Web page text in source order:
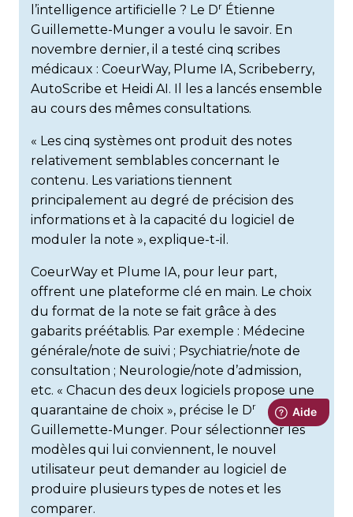
l’intelligence artificielle ? Le Dr Étienne
Guillemette-Munger a voulu le savoir. En
novembre dernier, il a testé cinq scribes
médicaux : CoeurWay, Plume IA, Scribeberry,
AutoScribe et Heidi AI. Il les a lancés ensemble
au cours des mêmes consultations.
« Les cinq systèmes ont produit des notes
relativement semblables concernant le
contenu. Les variations tiennent
principalement au degré de précision des
informations et à la capacité du logiciel de
moduler la note », explique-t-il.
CoeurWay et Plume IA, pour leur part,
offrent une plateforme clé en main. Le choix
du format de la note se fait grâce à des
gabarits préétablis. Par exemple : Médecine
générale/note de suivi ; Psychiatrie/note de
consultation ; Neurologie/note d’admission,
etc. « Chacun des deux logiciels propose une
quarantaine de choix », précise le Dr
Guillemette-Munger. Pour sélectionner les
modèles qui lui conviennent, le nouvel
utilisateur peut demander au logiciel de
produire plusieurs types de notes et les
comparer.